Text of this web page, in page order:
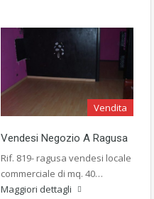
Vendita
Vendesi Negozio A Ragusa
Rif. 819- ragusa vendesi locale
commerciale di mq. 40…
Maggiori dettagli